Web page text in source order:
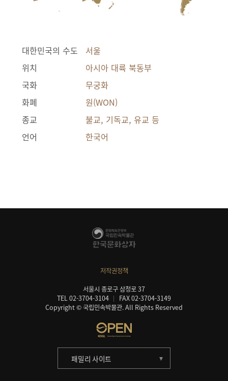
대한민국의 수도
서울
위치
아시아 대륙 북동부
국화
무궁화
화폐
원(WON)
종교
불교, 기독교, 유교 등
언어
한국어
저작권정책
서울시 종로구 삼청로 37
TEL 02-3704-3104
FAX 02-3704-3149
Copyright © 국립민속박물관. All Rights Reserved
패밀리 사이트